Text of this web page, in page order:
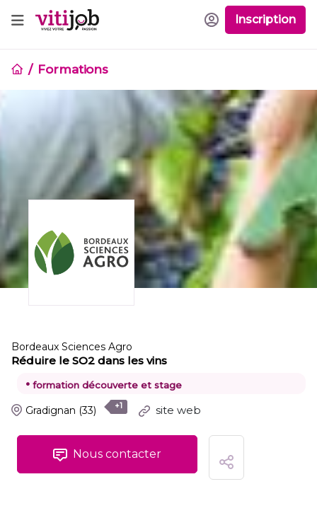
Inscription
Formations
Bordeaux Sciences Agro
Réduire le SO2 dans les vins
• formation découverte et stage
Gradignan (33) +1 site web
Nous contacter